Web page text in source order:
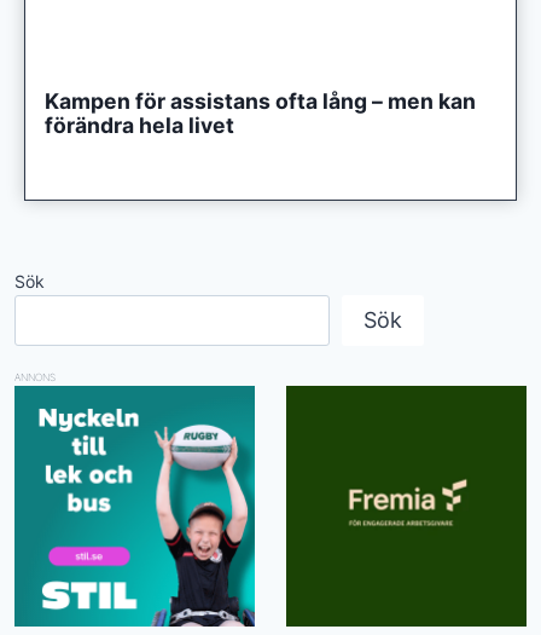
Kampen för assistans ofta lång – men kan
förändra hela livet
Sök
Sök
ANNONS